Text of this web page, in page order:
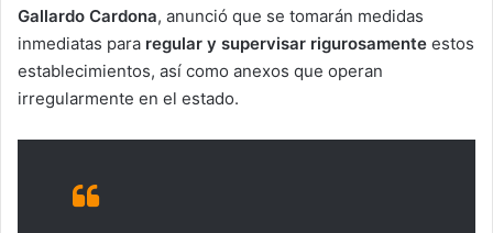
Gallardo Cardona, anunció que se tomarán medidas
inmediatas para regular y supervisar rigurosamente estos
establecimientos, así como anexos que operan
irregularmente en el estado.